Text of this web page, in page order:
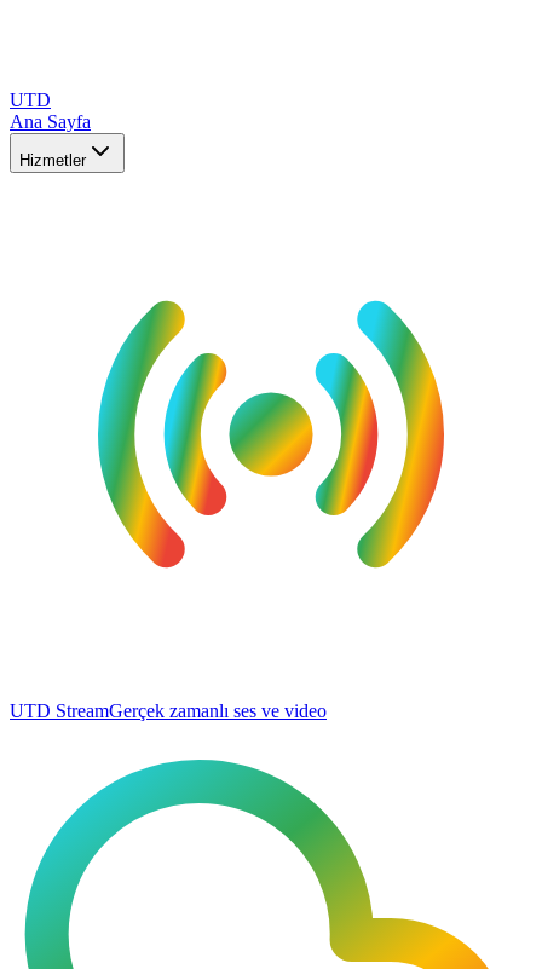
UTD
Ana Sayfa
Hizmetler
UTD StreamGerçek zamanlı ses ve video